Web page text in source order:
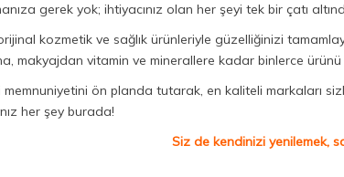
gerek yok; ihtiyacınız olan her şeyi tek bir çatı
kozmetik ve sağlık ürünleriyle güzelliğinizi
makyajdan vitamin ve minerallere kadar binlerce
memnuniyetini ön planda tutarak, en kaliteli markaları
her şey burada!
Siz de kendinizi yenilemek,